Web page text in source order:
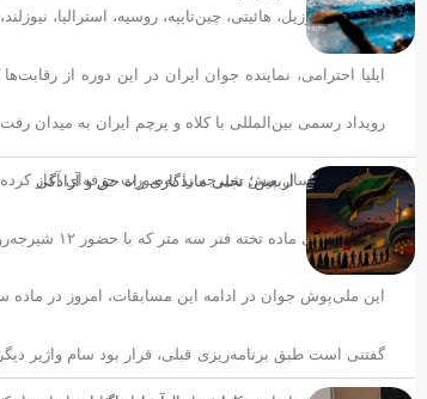
کشورهای برزیل، هائیتی، چین‌تایپه، روسیه، استرالیا،
ایلیا احترامی، نماینده جوان ایران در این دوره از
رویداد رسمی بین‌المللی با کلاه و پرچم ایران به میدان رفت.
وی که از ۵ سال پیش شیرجه را به‌صورت حرفه‌ای آغاز کرده، هم‌اکنون تحت نظر «قائم میرابیان» مربی باسابقه کشورمان تمرینات خود را دنبال می‌کند.
در رقابت‌های ماده تخته فنر سه متر که با حضور ۱۲ شیرجه‌رو برتر برگزار شد، ایلیا احترامی موفق شد با نمایشی قابل قبول در جایگاه ششم قرار بگیرد.
این ملی‌پوش جوان در ادامه این مسابقات، امروز در
گفتنی است طبق برنامه‌ریزی قبلی، قرار بود سام واژیر
اربعین؛ تجلی ماندگاری راه حق و آزادگی